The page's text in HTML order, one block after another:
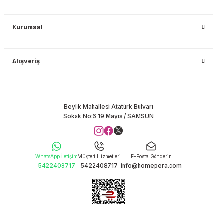
Kurumsal
Alışveriş
Beylik Mahallesi Atatürk Bulvarı
Sokak No:6 19 Mayıs / SAMSUN
WhatsApp İletişim
5422408717
Müşteri Hizmetleri
5422408717
E-Posta Gönderin
info@homepera.com